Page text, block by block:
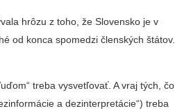
hrôzu z toho, že Slovensko je v
od konca spomedzi členských štátov.
treba vysvetľovať. A vraj tých, čo
a dezinterpretácie“) treba